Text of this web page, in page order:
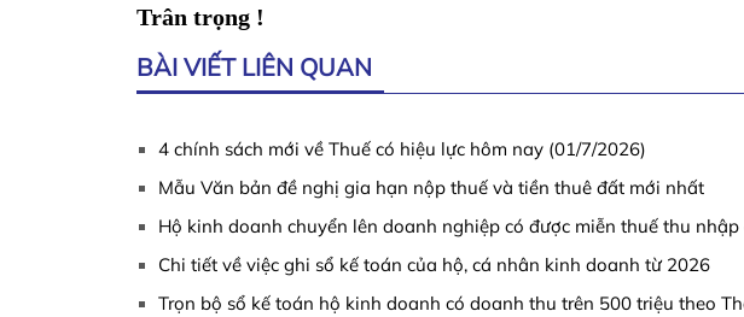
Trân trọng !
BÀI VIẾT LIÊN QUAN
4 chính sách mới về Thuế có hiệu lực hôm nay (01/7/2026)
Mẫu Văn bản đề nghị gia hạn nộp thuế và tiền thuê đất mới nhất
Hộ kinh doanh chuyển lên doanh nghiệp có được miễn thuế thu
Chi tiết về việc ghi sổ kế toán của hộ, cá nhân kinh doanh từ 2026
Trọn bộ sổ kế toán hộ kinh doanh có doanh thu trên 500 triệu theo